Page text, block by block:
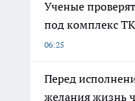
Ученые
под комплекс
06:25
Перед
желания жизнь